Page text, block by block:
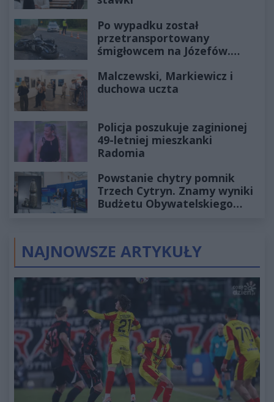
Po wypadku został
przetransportowany
śmigłowcem na Józefów.
Malczewski, Markiewicz i
duchowa uczta
Policja poszukuje zaginionej
49-letniej mieszkanki
Radomia
Powstanie chytry pomnik
Trzech Cytryn. Znamy wyniki
Budżetu Obywatelskiego
NAJNOWSZE ARTYKUŁY